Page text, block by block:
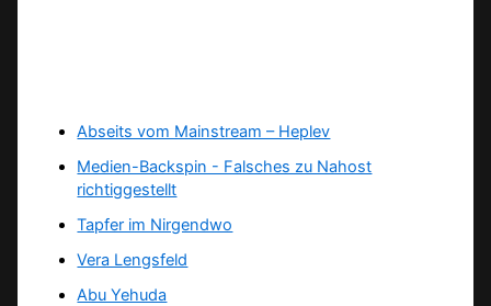
Abseits vom Mainstream – Heplev
Medien-Backspin - Falsches zu Nahost
richtiggestellt
Tapfer im Nirgendwo
Vera Lengsfeld
Abu Yehuda